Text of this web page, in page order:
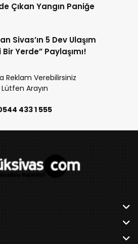
Çıkan Yangın Paniğe
Sivas’ın 5 Dev Ulaşım
Bir Yerde” Paylaşımı!
Reklam Verebilirsiniz
Lütfen Arayın
433 1 555